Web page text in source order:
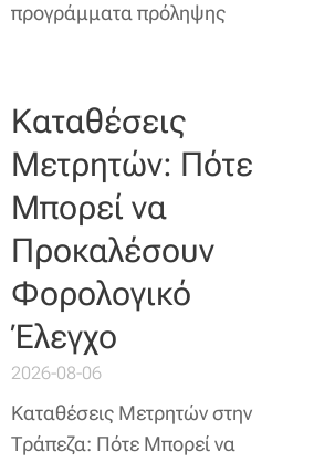
προγράμματα πρόληψης
Καταθέσεις
Μετρητών: Πότε
Μπορεί να
Προκαλέσουν
Φορολογικό
Έλεγχο
2026-08-06
Καταθέσεις Μετρητών στην
Τράπεζα: Πότε Μπορεί να